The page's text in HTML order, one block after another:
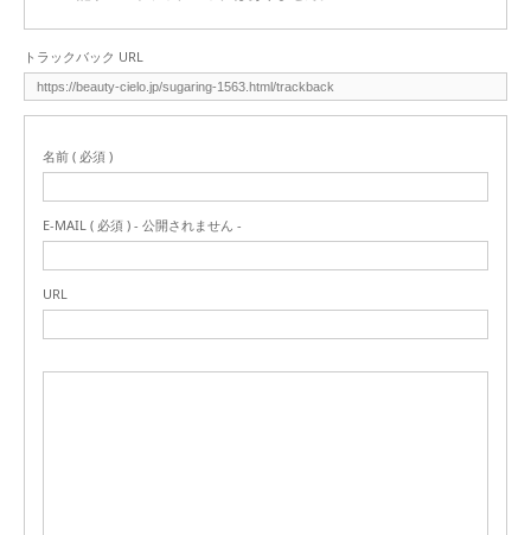
トラックバック URL
名前 ( 必須 )
E-MAIL ( 必須 ) - 公開されません -
URL